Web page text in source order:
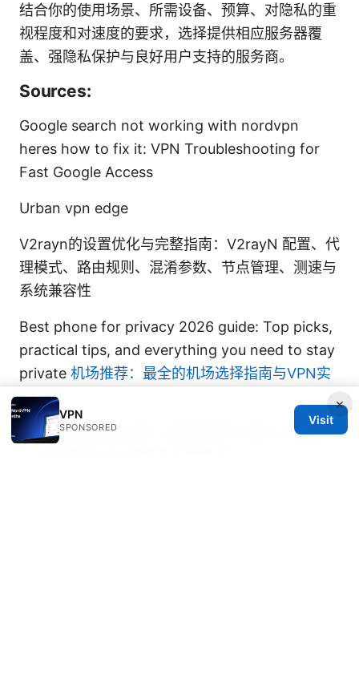
结合你的使用场景、所需设备、预算、对隐私的重
视程度和对速度的要求，选择提供相应服务器覆
盖、强隐私保护与良好用户支持的服务商。
Sources:
Google search not working with nordvpn
heres how to fix it: VPN Troubleshooting for
Fast Google Access
Urban vpn edge
V2rayn的设置优化与完整指南：V2rayN 配置、代
理模式、路由规则、混淆参数、节点管理、测速与
系统兼容性
Best phone for privacy 2026 guide: Top picks,
practical tips, and everything you need to stay
private 机场推荐：最全的机场选择指南与VPN实
用搭配
翻墙后如何流畅上网？必看的科学上网入门指南与
×
VPN
SPONSORED
Visit